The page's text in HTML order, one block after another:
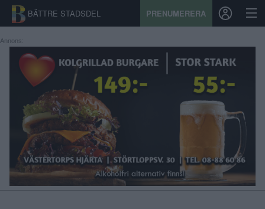
BÄTTRE STADSDEL PRENUMERERA
START
STADSDEL
PRENUMERATION
SPORT
ÅSIKTER
Annons: